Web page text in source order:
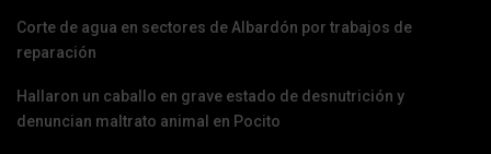
Corte de agua en sectores de Albardón por trabajos de
reparación
Hallaron un caballo en grave estado de desnutrición y
denuncian maltrato animal en Pocito